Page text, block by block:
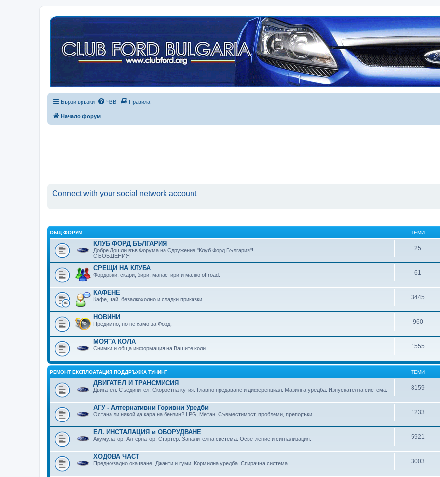
Бързи връзки ЧЗВ Правила
Начало форум
Connect with your social network account
ОБЩ ФОРУМ ТЕМИ
КЛУБ ФОРД БЪЛГАРИЯ
Добре Дошли във Форума на Сдружение "Клуб Форд България"!
СЪОБЩЕНИЯ
25
СРЕЩИ НА КЛУБА
Фордовки, скари, бири, манaстири и малко offroad. 61
КАФЕНЕ
Кафе, чай, безалкохолно и сладки приказки. 3445
НОВИНИ
Предимно, но не само за Форд. 960
МОЯТА КОЛА
Снимки и обща информация на Вашите коли 1555
РЕМОНТ ЕКСПЛОАТАЦИЯ ПОДДРЪЖКА ТУНИНГ ТЕМИ
ДВИГАТЕЛ И ТРАНСМИСИЯ
Двигател. Съединител. Скоростна кутия. Главно предаване и диференциал. Мазилна уредба. Изпускателна система. 8159
АГУ - Алтернативни Горивни Уредби
Остана ли някой да кара на бензин? LPG, Метан. Съвместимост, проблеми, препоръки. 1233
ЕЛ. ИНСТАЛАЦИЯ и ОБОРУДВАНЕ
Акумулатор. Алтернатор. Стартер. Запалителна система. Осветление и сигнализация. 5921
ХОДОВА ЧАСТ
Предно/задно окачване. Джанти и гуми. Кормилна уредба. Спирачна система. 3003